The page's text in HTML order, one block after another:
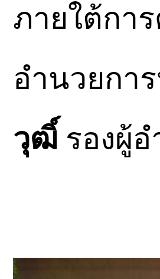
ภายใต้กา
อำนวยกา
วุฒิ์ รองผู้